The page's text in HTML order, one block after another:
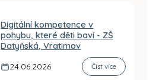
Digitální kompetence v
pohybu, které děti baví - ZŠ
Datyňská, Vratimov
24.06.2026
Číst více